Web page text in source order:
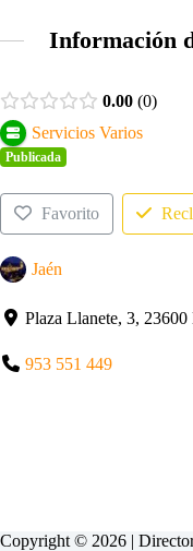
Información
0.00 0
Servicios Varios
Publicada
Favorito
Jaén
Plaza Llanete, 3, 23600
953 551 449
Copyright © 2026 |